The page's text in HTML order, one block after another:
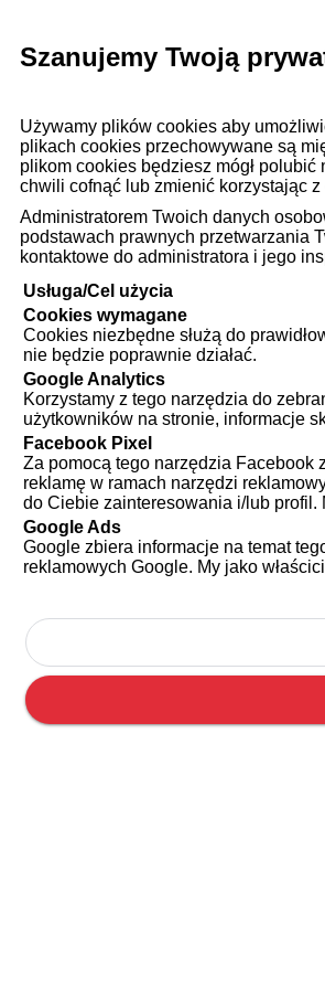
Szanujemy Twoją
Używamy plików cookies aby
plikach cookies przechowywane są
plikom cookies będziesz mógł
chwili cofnąć lub zmienić korzystając
Administratorem Twoich danych
podstawach prawnych przetwarzania
kontaktowe do administratora i jego
Usługa/Cel użycia
Cookies wymagane
Cookies niezbędne służą do
nie będzie poprawnie działać.
Google Analytics
Korzystamy z tego narzędzia do
użytkowników na stronie, informacje
Facebook Pixel
Za pomocą tego narzędzia Facebook
reklamę w ramach narzędzi
do Ciebie zainteresowania i/lub profil.
Google Ads
Google zbiera informacje na temat
reklamowych Google. My jako